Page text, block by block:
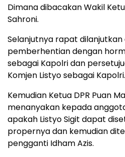
Dimana dibacakan Wakil
Sahroni.
Selanjutnya rapat dilanjutkan
pemberhentian dengan
sebagai Kapolri dan
Komjen Listyo sebagai Kapolri.
Kemudian Ketua DPR Puan
menanyakan kepada
apakah Listyo Sigit dapat
propernya dan kemudian
pengganti Idham Azis.